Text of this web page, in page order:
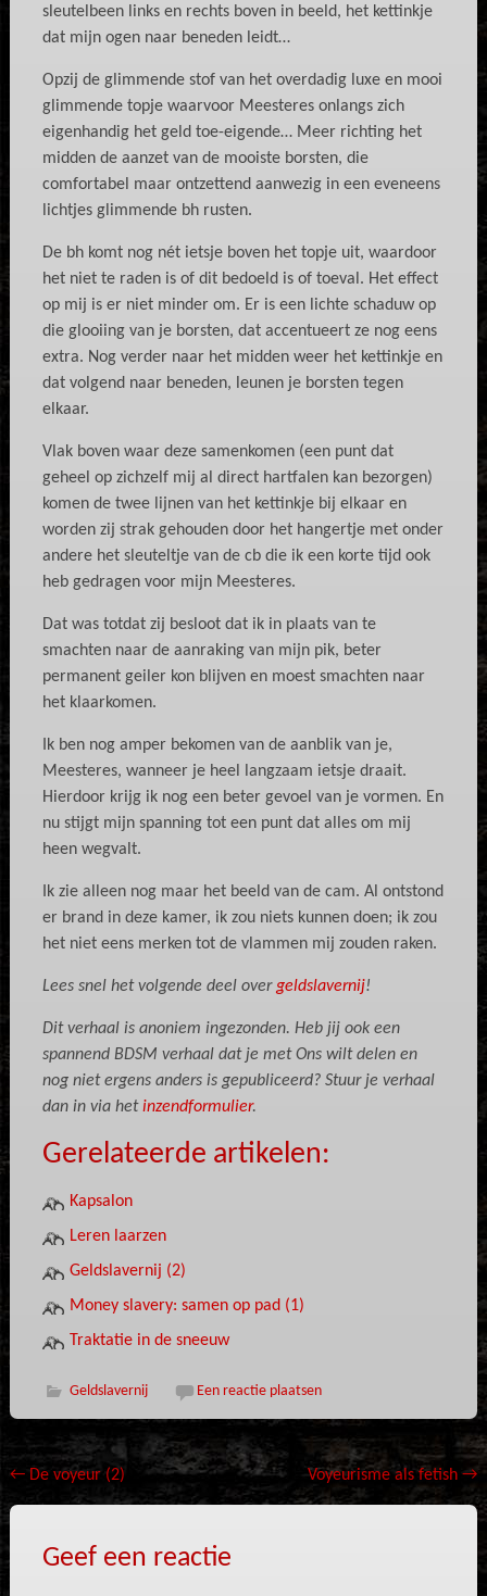
sleutelbeen links en rechts boven in beeld, het kettinkje
dat mijn ogen naar beneden leidt…
Opzij de glimmende stof van het overdadig luxe en mooi
glimmende topje waarvoor Meesteres onlangs zich
eigenhandig het geld toe-eigende… Meer richting het
midden de aanzet van de mooiste borsten, die
comfortabel maar ontzettend aanwezig in een eveneens
lichtjes glimmende bh rusten.
De bh komt nog nét ietsje boven het topje uit, waardoor
het niet te raden is of dit bedoeld is of toeval. Het effect
op mij is er niet minder om. Er is een lichte schaduw op
die glooiing van je borsten, dat accentueert ze nog eens
extra. Nog verder naar het midden weer het kettinkje en
dat volgend naar beneden, leunen je borsten tegen
elkaar.
Vlak boven waar deze samenkomen (een punt dat
geheel op zichzelf mij al direct hartfalen kan bezorgen)
komen de twee lijnen van het kettinkje bij elkaar en
worden zij strak gehouden door het hangertje met onder
andere het sleuteltje van de cb die ik een korte tijd ook
heb gedragen voor mijn Meesteres.
Dat was totdat zij besloot dat ik in plaats van te
smachten naar de aanraking van mijn pik, beter
permanent geiler kon blijven en moest smachten naar
het klaarkomen.
Ik ben nog amper bekomen van de aanblik van je,
Meesteres, wanneer je heel langzaam ietsje draait.
Hierdoor krijg ik nog een beter gevoel van je vormen. En
nu stijgt mijn spanning tot een punt dat alles om mij
heen wegvalt.
Ik zie alleen nog maar het beeld van de cam. Al ontstond
er brand in deze kamer, ik zou niets kunnen doen; ik zou
het niet eens merken tot de vlammen mij zouden raken.
Lees snel het volgende deel overgeldslavernij!
Dit verhaal is anoniem ingezonden. Heb jij ook een
spannend BDSM verhaal dat je met Ons wilt delen en
nog niet ergens anders is gepubliceerd? Stuur je verhaal
dan in via hetinzendformulier.
Gerelateerde artikelen:
Kapsalon
Leren laarzen
Geldslavernij (2)
Money slavery: samen op pad (1)
Traktatie in de sneeuw
Geldslavernij Een reactie plaatsen
Bericht
navigatie
←De voyeur (2) Voyeurisme als fetish→
Geef een reactie